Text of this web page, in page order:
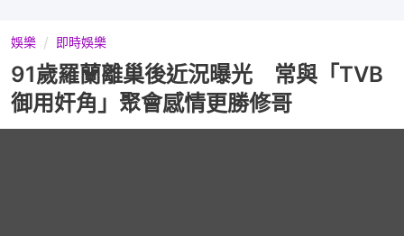
娛樂 即時娛樂
91歲羅蘭離巢後近況曝光 常與「TVB
御用奸角」聚會感情更勝修哥